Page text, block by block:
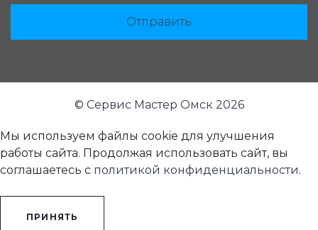
Отправить
© Сервис Мастер Омск 2026
Мы используем файлы cookie для улучшения
работы сайта. Продолжая использовать сайт, вы
соглашаетесь с политикой конфиденциальности.
ПРИНЯТЬ